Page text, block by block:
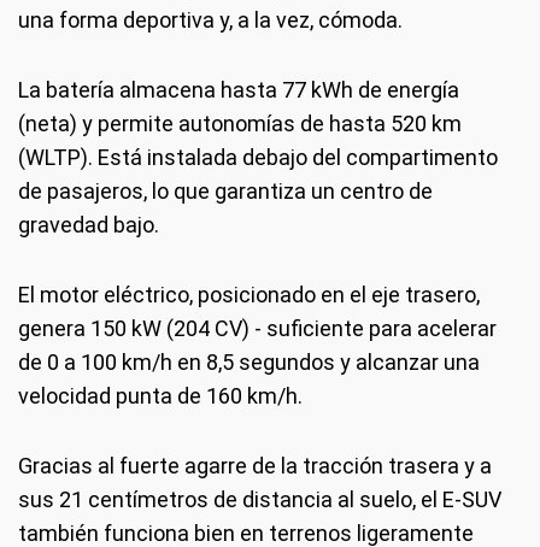
una forma deportiva y, a la vez, cómoda.
La batería almacena hasta 77 kWh de energía
(neta) y permite autonomías de hasta 520 km
(WLTP). Está instalada debajo del compartimento
de pasajeros, lo que garantiza un centro de
gravedad bajo.
El motor eléctrico, posicionado en el eje trasero,
genera 150 kW (204 CV) - suficiente para acelerar
de 0 a 100 km/h en 8,5 segundos y alcanzar una
velocidad punta de 160 km/h.
Gracias al fuerte agarre de la tracción trasera y a
sus 21 centímetros de distancia al suelo, el E-SUV
también funciona bien en terrenos ligeramente